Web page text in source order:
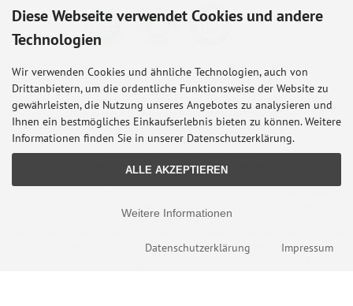
Babyshop.de - euer Paderborner Babymarkt-Fachgeschäft für Baby und Kleinkind. Wir
führen eine Auswahl der besten Kinderwagenmodelle,
Kindersitze, Babybettchen und vieles mehr von allen namhaften Herstellern. Besucht
uns in der Paderborner Fußgängerzone oder bestellt online bei uns.
Wir sind für euch und euren Nachwuchs da.
Lieferung mit ♥ aus Paderborn in die ganze Welt.
für Babyausstattung.
Sie bitte der Schaltfläche mit den Versandinformationen.
Diese Webseite verwendet Cookies und andere
Technologien
Wir verwenden Cookies und ähnliche Technologien, auch von
Drittanbietern, um die ordentliche Funktionsweise der Website zu
gewährleisten, die Nutzung unseres Angebotes zu analysieren und
Ihnen ein bestmögliches Einkaufserlebnis bieten zu können. Weitere
Informationen finden Sie in unserer Datenschutzerklärung.
ALLE AKZEPTIEREN
Weitere Informationen
Datenschutzerklärung Impressum